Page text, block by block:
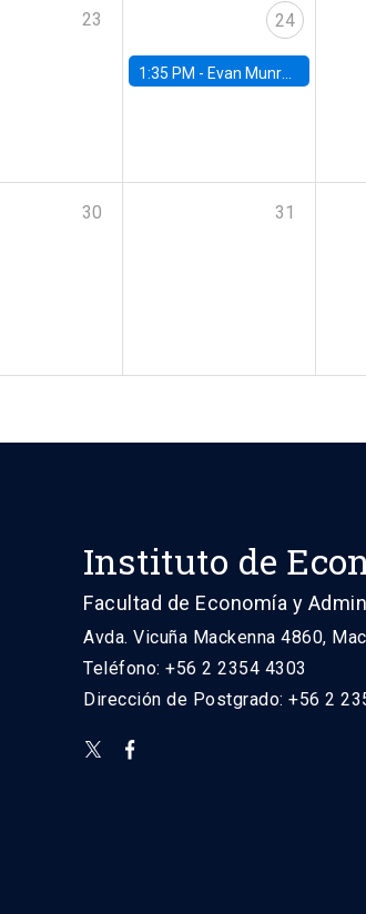
23 24
1:35 PM - Evan Munro, Neyman Visiting Assistant Professor in the Department of Statistics at UC Berkeley
30 31
Instituto de
Facultad de Economía y
Avda. Vicuña Mackenna 4860,
Teléfono: +56 2 2354 4303
Dirección de Postgrado: +56 2